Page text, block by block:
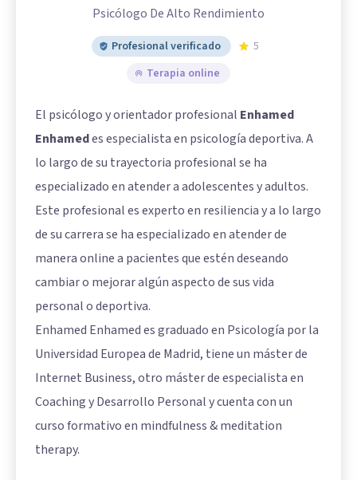
Psicólogo De Alto Rendimiento
Profesional verificado
5
Terapia online
El psicólogo y orientador profesional Enhamed
Enhamedes especialista en psicología deportiva. A
lo largo de su trayectoria profesional se ha
especializado en atender a adolescentes y adultos.
Este profesional es experto en resiliencia y a lo largo
de su carrera se ha especializado en atender de
manera online a pacientes que estén deseando
cambiar o mejorar algún aspecto de sus vida
personal o deportiva.
Enhamed Enhamed es graduado en Psicología por la
Universidad Europea de Madrid, tiene un máster de
Internet Business, otro máster de especialista en
Coaching y Desarrollo Personal y cuenta con un
curso formativo en mindfulness & meditation
therapy.